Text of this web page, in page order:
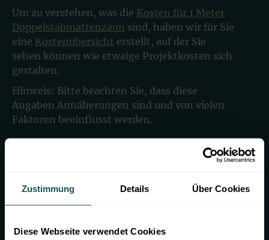
Zustimmung Details Über Cookies
Diese Webseite verwendet Cookies
Um zu verstehen, was die Kosten für 1 Meter
Doppelstabmattenzaun sind, haben wir für Sie
eine Kostenübersicht erstellt, auf der Sie
sehen können wie etwaige Projektkosten sich
gestalten.
Hinweis: Bitte beachten Sie, dass diese
Angaben Annäherungen sind und von vielen
Faktoren beeinflusst werden.
besten für einen Gartenzaun?
Doppelstabmattenzaun